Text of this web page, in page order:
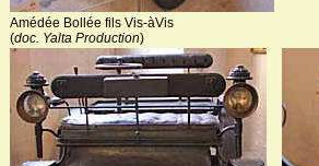
Amédée Bollée fils Vis-àVis
(doc. Yalta Production)